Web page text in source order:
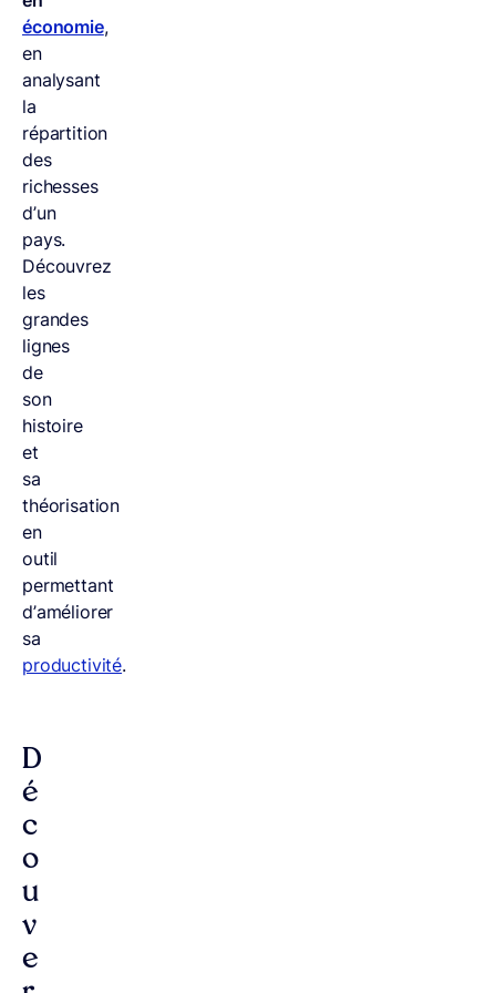
économie,
en
analysant
la
répartition
des
richesses
d’un
pays.
Découvrez
les
grandes
lignes
de
son
histoire
et
sa
théorisation
en
outil
permettant
d’améliorer
sa
productivité.
D
é
c
o
u
v
e